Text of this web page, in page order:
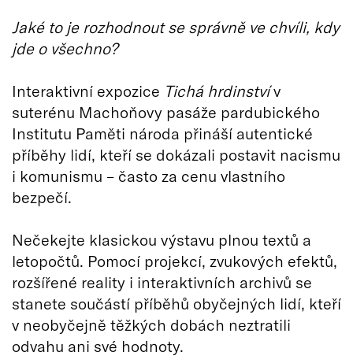
Jaké to je rozhodnout se správně ve chvíli, kdy
jde o všechno?
Interaktivní expozice Tichá hrdinstvív
suterénu Machoňovy pasáže pardubického
Institutu Paměti národa přináší autentické
příběhy lidí, kteří se dokázali postavit nacismu
i komunismu – často za cenu vlastního
bezpečí.
Nečekejte klasickou výstavu plnou textů a
letopočtů. Pomocí projekcí, zvukových efektů,
rozšířené reality i interaktivních archivů se
stanete součástí příběhů obyčejných lidí, kteří
v neobyčejně těžkých dobách neztratili
odvahu ani své hodnoty.